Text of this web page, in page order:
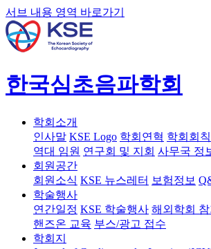
서브 내용 영역 바로가기
한국심초음파학회
학회소개
인사말 KSE Logo 학회연혁 학회회칙
역대 임원 연구회 및 지회 사무국 정
회원공간
회원소식 KSE 뉴스레터 보험정보
학술행사
연간일정 KSE 학술행사 해외학회
핸즈온 교육 부스/광고 접수
학회지